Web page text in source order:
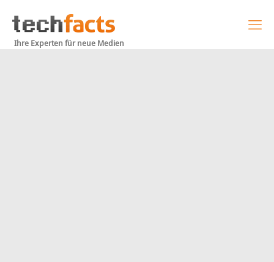
Ihre Experten für neue Medien